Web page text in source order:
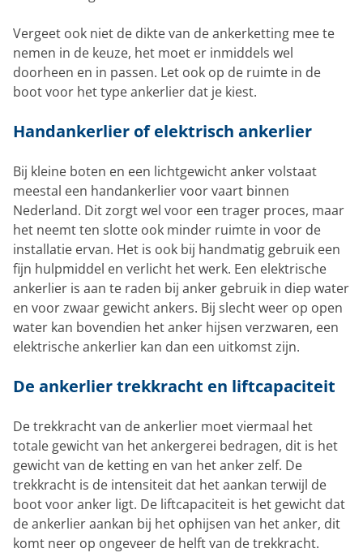
Vergeet ook niet de dikte van de ankerketting mee te
nemen in de keuze, het moet er inmiddels wel
doorheen en in passen. Let ook op de ruimte in de
boot voor het type ankerlier dat je kiest.
Handankerlier of elektrisch ankerlier
Bij kleine boten en een lichtgewicht anker volstaat
meestal een handankerlier voor vaart binnen
Nederland. Dit zorgt wel voor een trager proces, maar
het neemt ten slotte ook minder ruimte in voor de
installatie ervan. Het is ook bij handmatig gebruik een
fijn hulpmiddel en verlicht het werk. Een elektrische
ankerlier is aan te raden bij anker gebruik in diep water
en voor zwaar gewicht ankers. Bij slecht weer op open
water kan bovendien het anker hijsen verzwaren, een
elektrische ankerlier kan dan een uitkomst zijn.
De ankerlier trekkracht en liftcapaciteit
De trekkracht van de ankerlier moet viermaal het
totale gewicht van het ankergerei bedragen, dit is het
gewicht van de ketting en van het anker zelf. De
trekkracht is de intensiteit dat het aankan terwijl de
boot voor anker ligt. De liftcapaciteit is het gewicht dat
de ankerlier aankan bij het ophijsen van het anker, dit
komt neer op ongeveer de helft van de trekkracht.